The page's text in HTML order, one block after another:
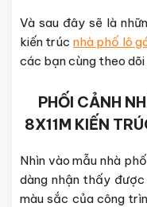
Và sau đây sẽ là
kiến trúc nhà phố lô
các bạn cùng theo dõi
PHỐI CẢNH
8X11M KIẾN
Nhìn vào mẫu nhà
dàng nhận thấy
màu sắc của công